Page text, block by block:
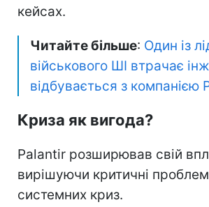
кейсах.
Читайте більше: Один із
військового ШІ втрачає
відбувається з компанією
Криза як вигода?
Palantir розширював свій
вирішуючи критичні
системних криз.